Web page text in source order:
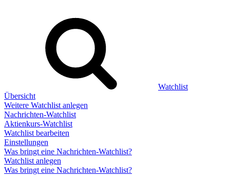
Watchlist
Übersicht
Weitere Watchlist anlegen
Nachrichten-Watchlist
Aktienkurs-Watchlist
Watchlist bearbeiten
Einstellungen
Was bringt eine Nachrichten-Watchlist?
Watchlist anlegen
Was bringt eine Nachrichten-Watchlist?